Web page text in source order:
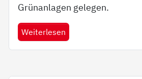
Grünanlagen gelegen.
Weiterlesen